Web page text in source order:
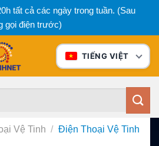
tất cả các ngày trong tuần. (Sau
gọi điện trước)
TIẾNG VIỆT
Vệ Tinh / Điện Thoại Vệ Tinh